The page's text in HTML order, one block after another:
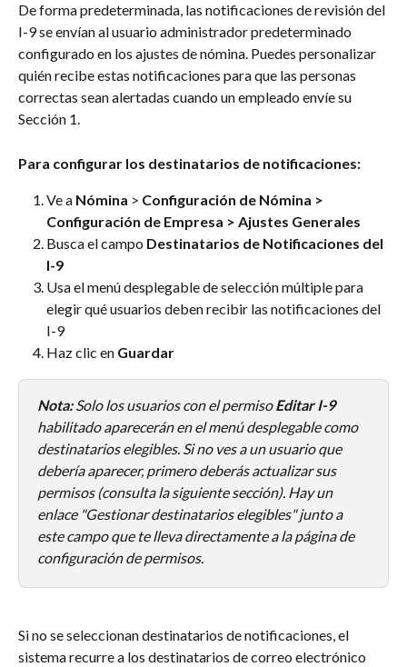
De forma predeterminada, las notificaciones de revisión del
I-9 se envían al usuario administrador predeterminado
configurado en los ajustes de nómina. Puedes personalizar
quién recibe estas notificaciones para que las personas
correctas sean alertadas cuando un empleado envíe su
Sección 1.
Para configurar los destinatarios de notificaciones:
Ve a Nómina > Configuración de Nómina >
Configuración de Empresa > Ajustes Generales
Busca el campo Destinatarios de Notificaciones del
I-9
Usa el menú desplegable de selección múltiple para
elegir qué usuarios deben recibir las notificaciones del
I-9
Haz clic en Guardar
Nota: Solo los usuarios con el permiso Editar I-9
habilitado aparecerán en el menú desplegable como
destinatarios elegibles. Si no ves a un usuario que
debería aparecer, primero deberás actualizar sus
permisos (consulta la siguiente sección). Hay un
enlace "Gestionar destinatarios elegibles" junto a
este campo que te lleva directamente a la página de
configuración de permisos.
Si no se seleccionan destinatarios de notificaciones, el
sistema recurre a los destinatarios de correo electrónico